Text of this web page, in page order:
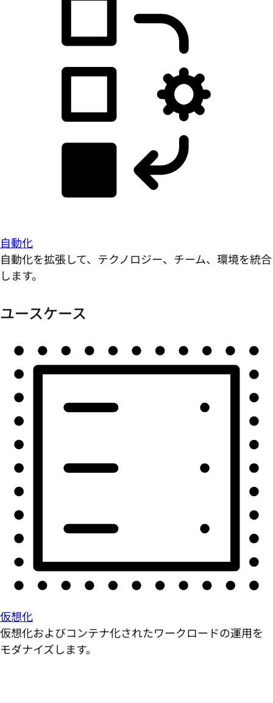
自動化
自動化を拡張して、テクノロジー、チーム、環境を統合
します。
ユースケース
仮想化
仮想化およびコンテナ化されたワークロードの運用を
モダナイズします。